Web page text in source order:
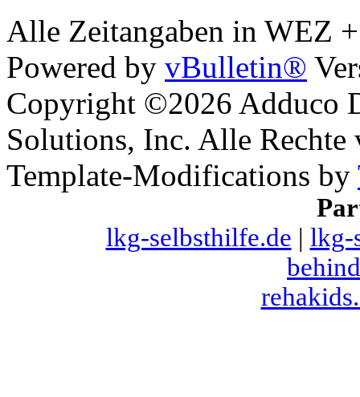
Alle Zeitangaben in WEZ
Powered by vBulletin®
Copyright ©2026 Adduco
Solutions, Inc. Alle Rechte
Template-Modifications by
lkg-selbsthilfe.de | lkg-